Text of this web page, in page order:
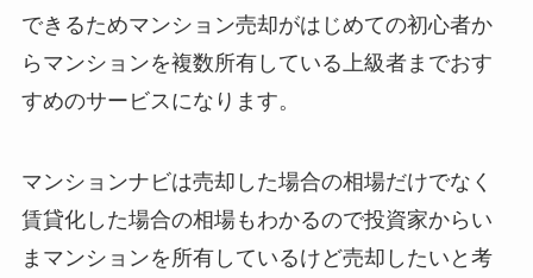
できるためマンション売却がはじめての初心者か
らマンションを複数所有している上級者までおす
すめのサービスになります。
マンションナビは売却した場合の相場だけでなく
賃貸化した場合の相場もわかるので投資家からい
まマンションを所有しているけど売却したいと考